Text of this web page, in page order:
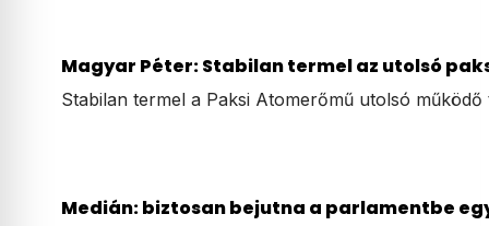
Magyar Péter: Stabilan termel az utolsó
Stabilan termel a Paksi Atomerőmű utolsó
Medián: biztosan bejutna a parlamentbe